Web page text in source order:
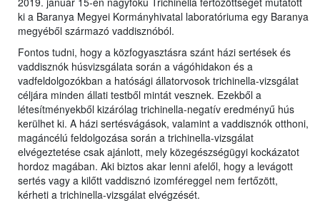
ki a Baranya Megyei Kormányhivatal laboratóriuma egy Baranya
megyéből származó vaddisznóból.
Fontos tudni, hogy a közfogyasztásra szánt házi sertések és
vaddisznók húsvizsgálata során a vágóhidakon és a
vadfeldolgozókban a hatósági állatorvosok trichinella-vizsgálat
céljára minden állati testből mintát vesznek. Ezekből a
létesítményekből kizárólag trichinella-negatív eredményű hús
kerülhet ki. A házi sertésvágások, valamint a vaddisznók otthoni,
magáncélú feldolgozása során a trichinella-vizsgálat
elvégeztetése csak ajánlott, mely közegészségügyi kockázatot
hordoz magában. Aki biztos akar lenni afelől, hogy a levágott
sertés vagy a kilőtt vaddisznó izomféreggel nem fertőzött,
kérheti a trichinella-vizsgálat elvégzését.